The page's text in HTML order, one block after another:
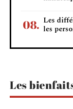
Les
les
Les